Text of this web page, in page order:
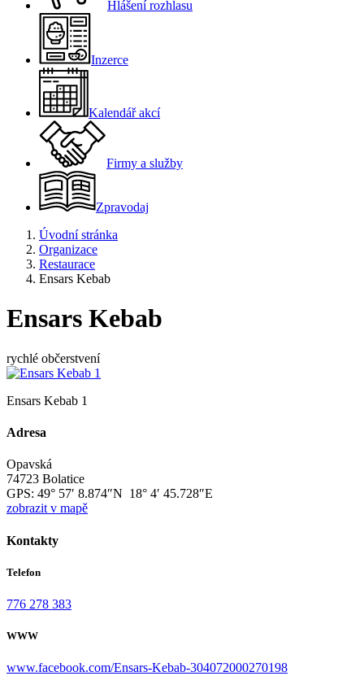
Hlášení rozhlasu
Inzerce
Kalendář akcí
Firmy a služby
Zpravodaj
Úvodní stránka
Organizace
Restaurace
Ensars Kebab
Ensars Kebab
rychlé občerstvení
Ensars Kebab 1
Adresa
Opavská
74723 Bolatice
GPS: 49° 57′ 8.874″N 18° 4′ 45.728″E
zobrazit v mapě
Kontakty
Telefon
776 278 383
WWW
www.facebook.com/Ensars-Kebab-304072000270198